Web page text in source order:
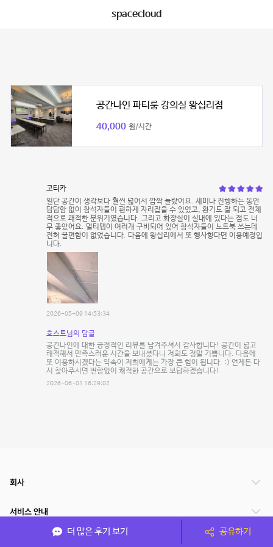
spacecloud
공간나인 파티룸 강의실 왕십리점
40,000 원/시간
고티카
일단 공간이 생각보다 훨씬 넓어서 깜짝 놀랐어요. 세미나 진행하는 동안
답답함 없이 참석자들이 편하게 자리잡을 수 있었고, 환기도 잘 되고 전체
적으로 쾌적한 분위기였습니다. 그리고 화장실이 실내에 있다는 점도 너
무 좋았어요. 멀티탭이 여러개 구비되어 있어 참석자들이 노트북 쓰는데
전혀 불편함이 없었습니다. 다음에 왕십리에서 또 행사항다면 이용예정입
니다.
2026-05-09 14:53:34
호스트님의 답글
공간나인에 대한 긍정적인 리뷰를 남겨주셔서 감사합니다! 공간이 넓고
쾌적해서 만족스러운 시간을 보내셨다니 저희도 정말 기쁩니다. 다음에
또 이용하시겠다는 약속이 저희에게는 가장 큰 힘이 됩니다. :) 언제든 다
시 찾아주시면 변함없이 쾌적한 공간으로 보답하겠습니다!
2026-06-01 16:29:02
더 많은 후기 보기 공유하기
회사
서비스 안내